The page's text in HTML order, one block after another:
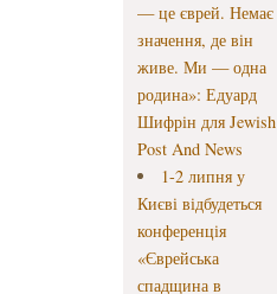
— це єврей. Немає
значення, де він
живе. Ми — одна
родина»: Едуард
Шифрін для Jewish
Post And News
1-2 липня у
Києві відбудеться
конференція
«Єврейська
спадщина в